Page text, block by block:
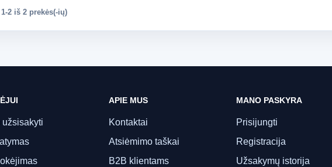
2 iš 2 prekės(-ių)
užsisakyti
APIE MUS
Kontaktai
Atsiėmimo taškai
B2B klientams
MANO PASKYRA
Prisijungti
Registracija
Užsakymų istorija